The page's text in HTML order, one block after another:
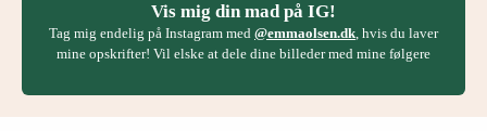
Vis mig din mad på IG!
Tag mig endelig på Instagram med @emmaolsen.dk, hvis du laver
mine opskrifter! Vil elske at dele dine billeder med mine følgere